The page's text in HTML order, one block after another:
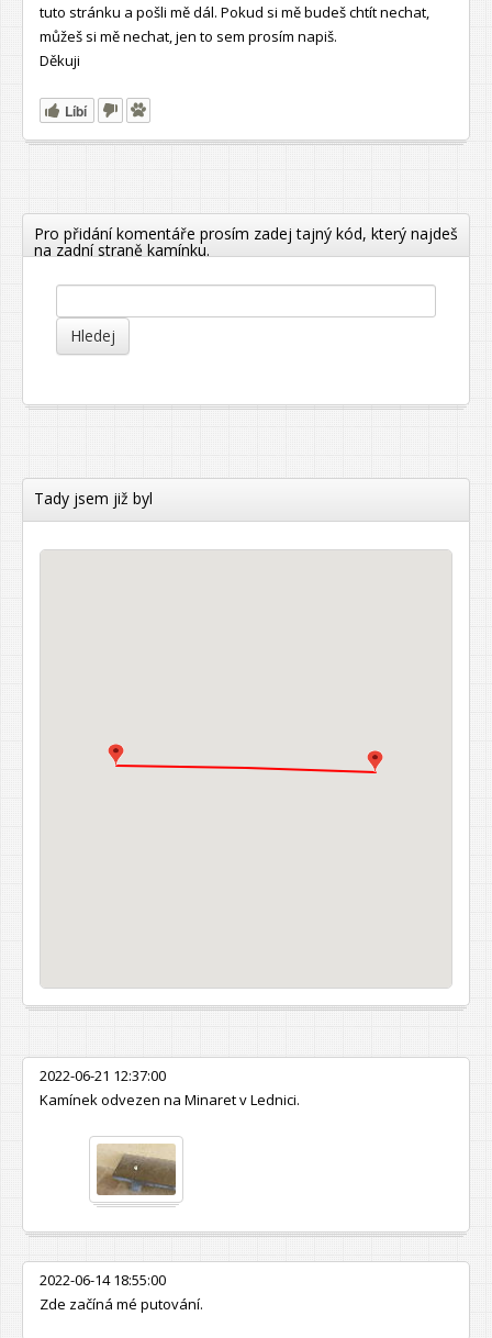
tuto stránku a pošli mě dál. Pokud si mě budeš chtít nechat,
můžeš si mě nechat, jen to sem prosím napiš.
Děkuji
Líbí
Pro přidání komentáře prosím zadej tajný kód, který najdeš
na zadní straně kamínku.
Hledej
Tady jsem již byl
2022-06-21 12:37:00
Kamínek odvezen na Minaret v Lednici.
2022-06-14 18:55:00
Zde začíná mé putování.